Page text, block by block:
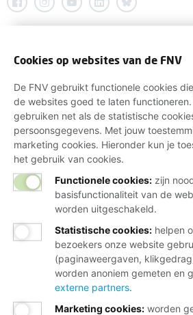
Cookies op websites van de FNV
De FNV gebruikt functionele cookies
de websites goed te laten
gebruiken net als de statistische
persoonsgegevens. Met jouw
marketing cookies. Hieronder kun je
het gebruik van cookies.
Functionele cookies: zijn
basisfunctionaliteit van de
worden uitgeschakeld.
Statistische cookies: helpen
bezoekers onze website
(paginaweergaven,
worden anoniem gemeten en
externe partners.
Marketing cookies: worden